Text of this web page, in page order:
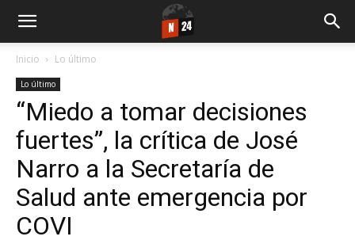
Inicio Lo último
Lo último
“Miedo a tomar decisiones
fuertes”, la crítica de José
Narro a la Secretaría de
Salud ante emergencia por
COVI